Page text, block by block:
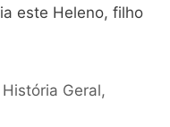
este Heleno, filho
História Geral,